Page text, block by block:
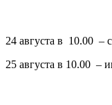
24 августа в 10.00 –
25 августа в 10.00 –